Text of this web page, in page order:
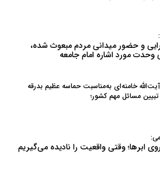
و حضور میدانی مردم مبعوث شده،
مورد اشاره امام جامعه
خامنه‌ای به‌مناسبت حماسه عظیم بدرقه
مسائل مهم کشور؛
ابرها؛ وقتی واقعیت را نادیده می‌گیریم